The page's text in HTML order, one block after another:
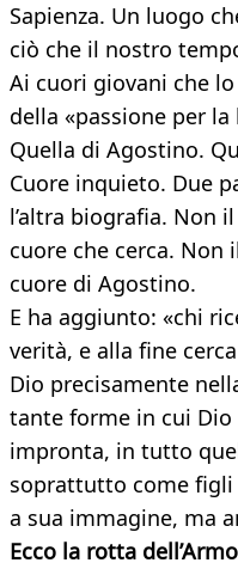
Sapienza. Un luogo
ciò che il nostro
Ai cuori giovani che
della «passione per la
Quella di Agostino.
Cuore inquieto. Due
l’altra biografia. Non
cuore che cerca. Non
cuore di Agostino.
E ha aggiunto: «chi
verità, e alla fine
Dio precisamente
tante forme in cui
impronta, in tutto
soprattutto come
a sua immagine, ma
Ecco la rotta